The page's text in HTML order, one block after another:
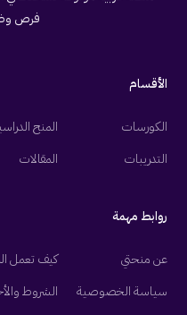
فرص
الأقسام
الكورسات المنح
التدريبات
المقالات
روابط مهمة
عن منحتي كيف تعمل
سياسة الخصوصية
الشروط